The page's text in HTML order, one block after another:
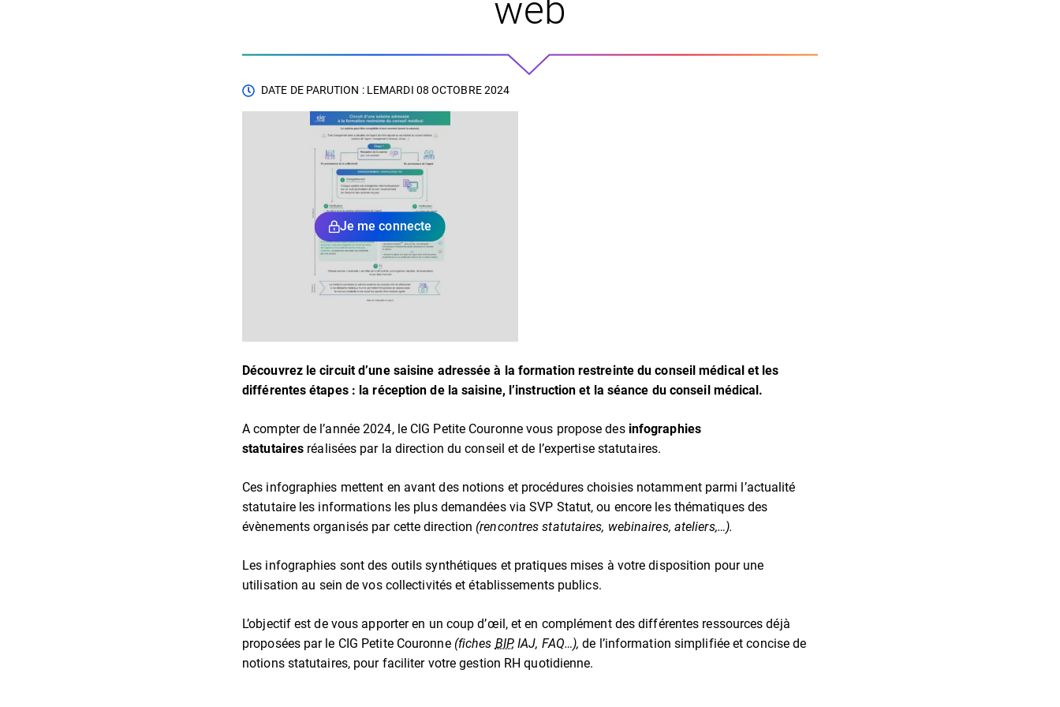
web
DATE DE PARUTION : LEMARDI 08 OCTOBRE 2024
Je me connecte
Découvrez le circuit d’une saisine adressée à la formation restreinte du conseil médical et les
différentes étapes : la réception de la saisine, l’instruction et la séance du conseil médical.
A compter de l’année 2024, le CIG Petite Couronne vous propose des infographies
statutaires réalisées par la direction du conseil et de l’expertise statutaires.
Ces infographies mettent en avant des notions et procédures choisies notamment parmi l’actualité
statutaire les informations les plus demandées via SVP Statut, ou encore les thématiques des
évènements organisés par cette direction (rencontres statutaires, webinaires, ateliers,…).
Les infographies sont des outils synthétiques et pratiques mises à votre disposition pour une
utilisation au sein de vos collectivités et établissements publics.
L’objectif est de vous apporter en un coup d’œil, et en complément des différentes ressources déjà
proposées par le CIG Petite Couronne (fiches BIP, IAJ, FAQ…), de l’information simplifiée et concise de
notions statutaires, pour faciliter votre gestion RH quotidienne.